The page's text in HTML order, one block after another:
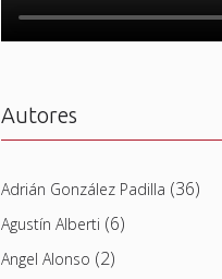
Autores
Adrián González Padilla (36)
Agustín Alberti (6)
Angel Alonso (2)